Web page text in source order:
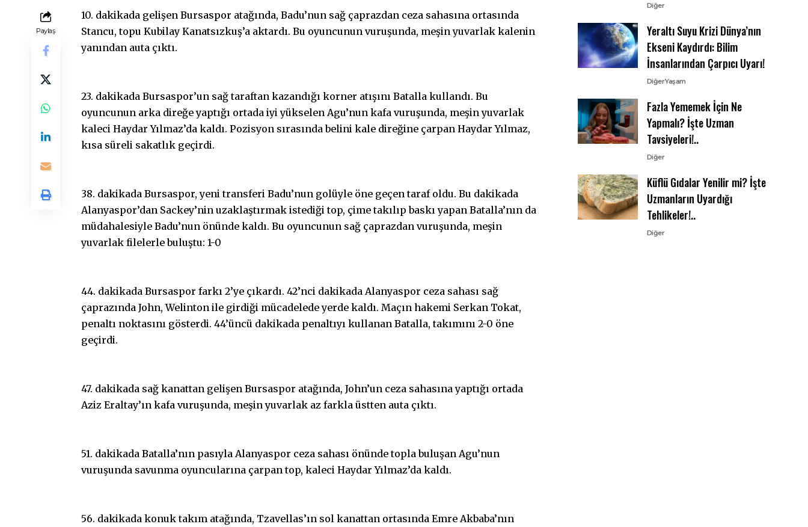
Paylaş
10. dakikada gelişen Bursaspor atağında, Badu’nun sağ çaprazdan ceza sahasına ortasında
Stancu, topu Kubilay Kanatsızkuş’a aktardı. Bu oyuncunun vuruşunda, meşin yuvarlak kalenin
yanından auta çıktı.
23. dakikada Bursaspor’un sağ taraftan kazandığı korner atışını Batalla kullandı. Bu
oyuncunun arka direğe yaptığı ortada iyi yükselen Agu’nun kafa vuruşunda, meşin yuvarlak
kaleci Haydar Yılmaz’da kaldı. Pozisyon sırasında belini kale direğine çarpan Haydar Yılmaz,
kısa süreli sakatlık geçirdi.
38. dakikada Bursaspor, yeni transferi Badu’nun golüyle öne geçen taraf oldu. Bu dakikada
Alanyaspor’dan Sackey’nin uzaklaştırmak istediği top, çime takılıp baskı yapan Batalla’nın da
müdahalesiyle Badu’nun önünde kaldı. Bu oyuncunun sağ çaprazdan vuruşunda, meşin
yuvarlak filelerle buluştu: 1-0
44. dakikada Bursaspor farkı 2’ye çıkardı. 42’nci dakikada Alanyaspor ceza sahası sağ
çaprazında John, Welinton ile girdiği mücadelede yerde kaldı. Maçın hakemi Serkan Tokat,
penaltı noktasını gösterdi. 44’üncü dakikada penaltıyı kullanan Batalla, takımını 2-0 öne
geçirdi.
47. dakikada sağ kanattan gelişen Bursaspor atağında, John’un ceza sahasına yaptığı ortada
Aziz Eraltay’ın kafa vuruşunda, meşin yuvarlak az farkla üstten auta çıktı.
51. dakikada Batalla’nın pasıyla Alanyaspor ceza sahası önünde topla buluşan Agu’nun
vuruşunda savunma oyuncularına çarpan top, kaleci Haydar Yılmaz’da kaldı.
56. dakikada konuk takım atağında, Tzavellas’ın sol kanattan ortasında Emre Akbaba’nın
Diğer
Yeraltı Suyu Krizi Dünya’nın
Ekseni Kaydırdı: Bilim
İnsanlarından Çarpıcı Uyarı!
DiğerYaşam
Fazla Yememek İçin Ne
Yapmalı? İşte Uzman
Tavsiyeleri!..
Diğer
Küflü Gıdalar Yenilir mi? İşte
Uzmanların Uyardığı
Tehlikeler!..
Diğer